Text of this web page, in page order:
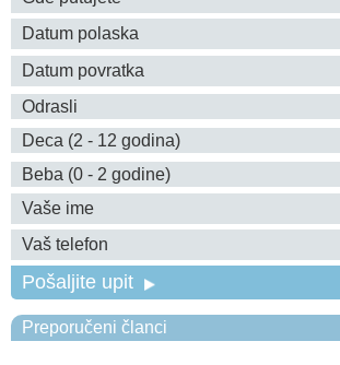
Pošaljite upit
Preporučeni članci